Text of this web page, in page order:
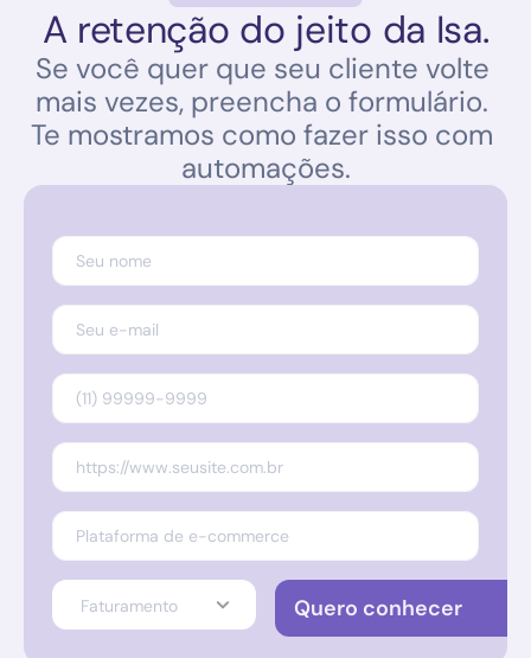
A retenção do jeito da Isa.
Se você quer que seu cliente volte
mais vezes, preencha o formulário.
Te mostramos como fazer isso com
automações.
Quero conhecer